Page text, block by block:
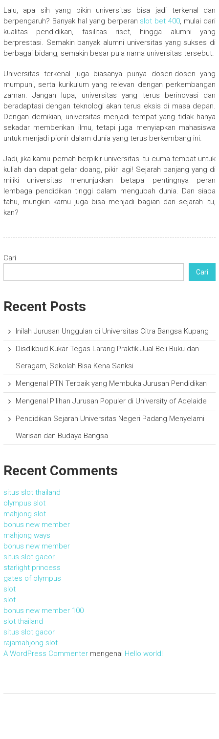
Lalu, apa sih yang bikin universitas bisa jadi terkenal dan
berpengaruh? Banyak hal yang berperan slot bet 400, mulai dari
kualitas pendidikan, fasilitas riset, hingga alumni yang
berprestasi. Semakin banyak alumni universitas yang sukses di
berbagai bidang, semakin besar pula nama universitas tersebut.
Universitas terkenal juga biasanya punya dosen-dosen yang
mumpuni, serta kurikulum yang relevan dengan perkembangan
zaman. Jangan lupa, universitas yang terus berinovasi dan
beradaptasi dengan teknologi akan terus eksis di masa depan.
Dengan demikian, universitas menjadi tempat yang tidak hanya
sekadar memberikan ilmu, tetapi juga menyiapkan mahasiswa
untuk menjadi pionir dalam dunia yang terus berkembang ini.
Jadi, jika kamu pernah berpikir universitas itu cuma tempat untuk
kuliah dan dapat gelar doang, pikir lagi! Sejarah panjang yang di
miliki universitas menunjukkan betapa pentingnya peran
lembaga pendidikan tinggi dalam mengubah dunia. Dan siapa
tahu, mungkin kamu juga bisa menjadi bagian dari sejarah itu,
kan?
Cari
Cari
Recent Posts
Inilah Jurusan Unggulan di Universitas Citra Bangsa Kupang
Disdikbud Kukar Tegas Larang Praktik Jual-Beli Buku dan
Seragam, Sekolah Bisa Kena Sanksi
Mengenal PTN Terbaik yang Membuka Jurusan Pendidikan
Mengenal Pilihan Jurusan Populer di University of Adelaide
Pendidikan Sejarah Universitas Negeri Padang Menyelami
Warisan dan Budaya Bangsa
Recent Comments
situs slot thailand
olympus slot
mahjong slot
bonus new member
mahjong ways
bonus new member
situs slot gacor
starlight princess
gates of olympus
slot
slot
bonus new member 100
slot thailand
situs slot gacor
rajamahjong slot
A WordPress Commentermengenai Hello world!